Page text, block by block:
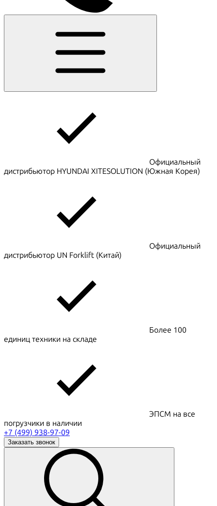
Официальный
дистрибьютор HYUNDAI XITESOLUTION (Южная Корея)
Официальный
дистрибьютор UN Forklift (Китай)
Более 100
единиц техники на складе
ЭПСМ на все
погрузчики в наличии
+7 (499) 938-97-09
Заказать звонок